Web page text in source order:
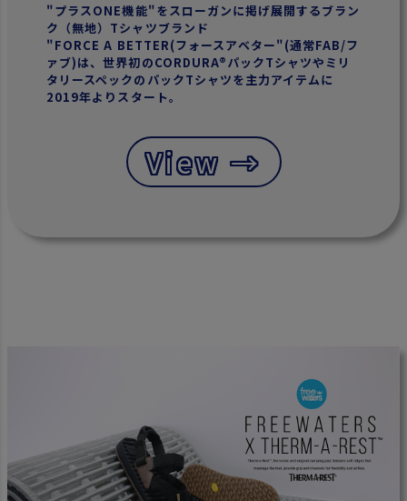
"プラスONE機能"をスローガンに掲げ展開するブラン
ク（無地）Tシャツブランド
"FORCE A BETTER(フォースアベター"(通常FAB/フ
ァブ)は、世界初のCORDURA®パックTシャツやミリ
タリースペックのパックTシャツを主力アイテムに
2019年よりスタート。
View →